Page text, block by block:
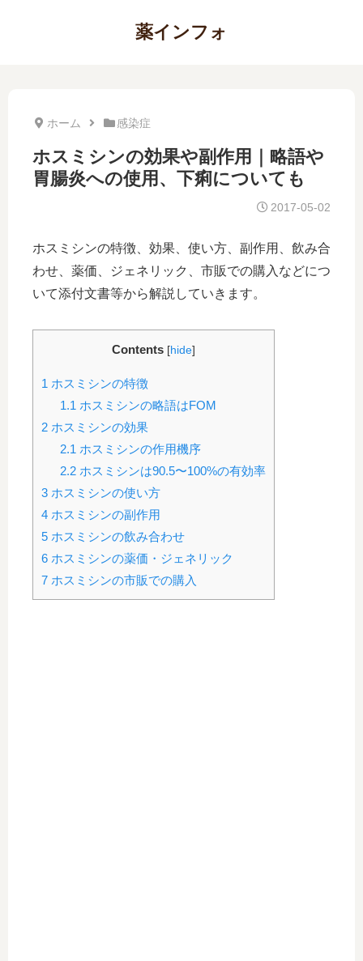
薬インフォ
ホーム 感染症
ホスミシンの効果や副作用｜略語や
胃腸炎への使用、下痢についても
2017-05-02
ホスミシンの特徴、効果、使い方、副作用、飲み合
わせ、薬価、ジェネリック、市販での購入などにつ
いて添付文書等から解説していきます。
Contents [hide]
1 ホスミシンの特徴
1.1 ホスミシンの略語はFOM
2 ホスミシンの効果
2.1 ホスミシンの作用機序
2.2ホスミシンは90.5〜100%の有効率
3 ホスミシンの使い方
4 ホスミシンの副作用
5 ホスミシンの飲み合わせ
6 ホスミシンの薬価・ジェネリック
7 ホスミシンの市販での購入